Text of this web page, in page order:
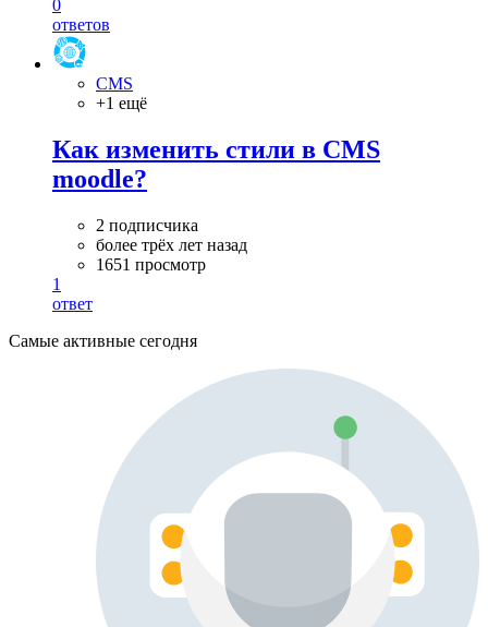
0
ответов
CMS
+1 ещё
Как изменить стили в CMS
moodle?
2 подписчика
более трёх лет назад
1651 просмотр
1
ответ
Самые активные сегодня